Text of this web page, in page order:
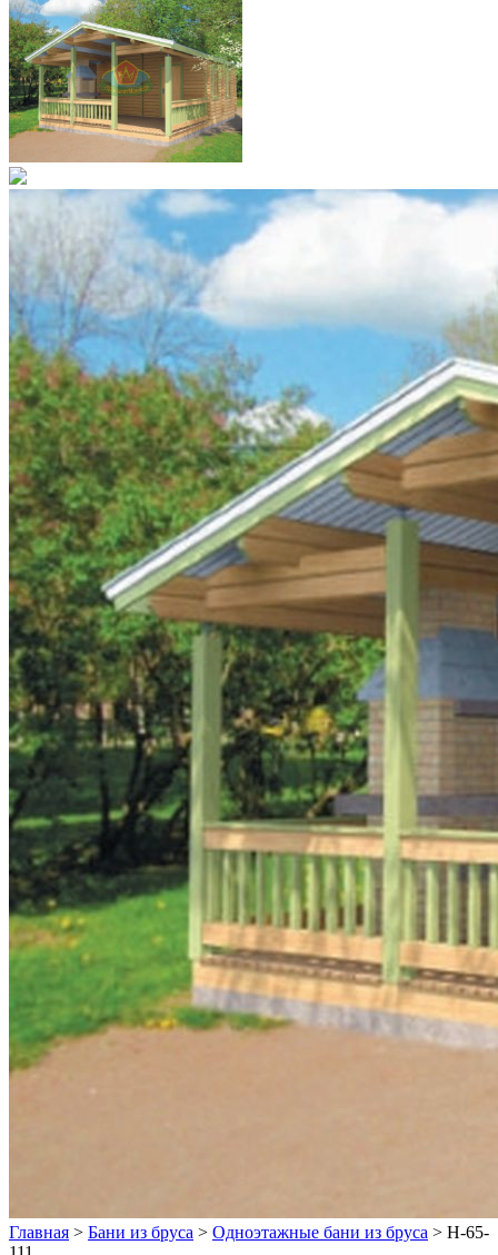
Главная > Бани из бруса > Одноэтажные бани из бруса > Н-65-